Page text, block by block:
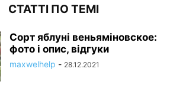
СТАТТІ ПО ТЕМІ
Сорт яблуні веньяміновское:
фото і опис, відгуки
maxwelhelp - 28.12.2021